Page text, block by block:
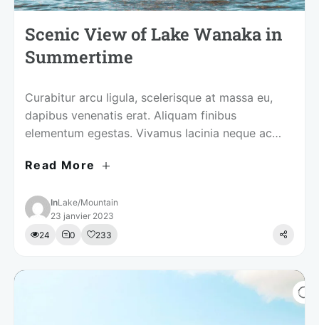
Scenic View of Lake Wanaka in
Summertime
Curabitur arcu ligula, scelerisque at massa eu,
dapibus venenatis erat. Aliquam finibus
elementum egestas. Vivamus lacinia neque ac
Read More
InLake/Mountain
23 janvier 2023
24
0 233